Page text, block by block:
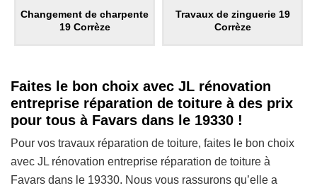
Changement de charpente
19 Corrèze
Travaux de zinguerie 19
Corrèze
Faites le bon choix avec JL rénovation
entreprise réparation de toiture à des prix
pour tous à Favars dans le 19330 !
Pour vos travaux réparation de toiture, faites le bon choix
avec JL rénovation entreprise réparation de toiture à
Favars dans le 19330. Nous vous rassurons qu’elle a